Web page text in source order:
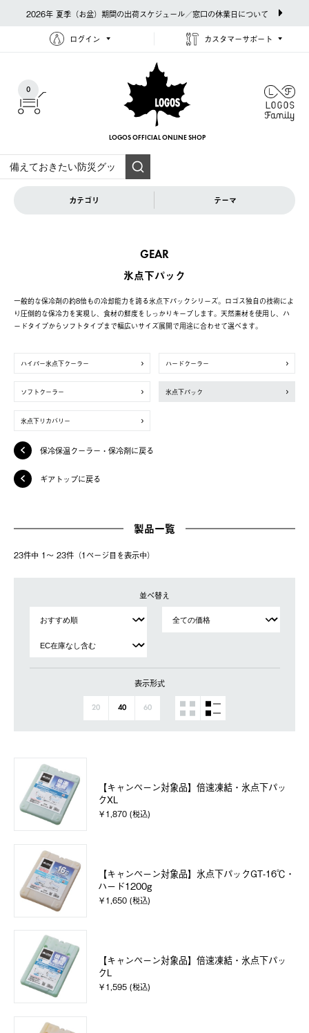
2026年 夏季（お盆）期間の出荷スケジュール／窓口の休業日について
ログイン カスタマーサポート
0
LOGOS OFFICIAL ONLINE SHOP
カテゴリ テーマ
GEAR
氷点下パック
一般的な保冷剤の約8倍もの冷却能力を誇る氷点下パックシリーズ。ロゴス独自の技術によ
り圧倒的な保冷力を実現し、食材の鮮度をしっかりキープします。天然素材を使用し、ハ
ードタイプからソフトタイプまで幅広いサイズ展開で用途に合わせて選べます。
ハイパー氷点下クーラー ハードクーラー
ソフトクーラー 氷点下パック
氷点下リカバリー
保冷保温クーラー・保冷剤に戻る
ギアトップに戻る
製品一覧
23件中 1〜 23件（1ページ⽬を表⽰中）
並べ替え
表示形式
20 40 60
【キャンペーン対象品】倍速凍結・氷点下パッ
クXL
￥1,870 (税込)
【キャンペーン対象品】氷点下パックGT-16℃・
ハード1200g
￥1,650 (税込)
【キャンペーン対象品】倍速凍結・氷点下パッ
クL
￥1,595 (税込)